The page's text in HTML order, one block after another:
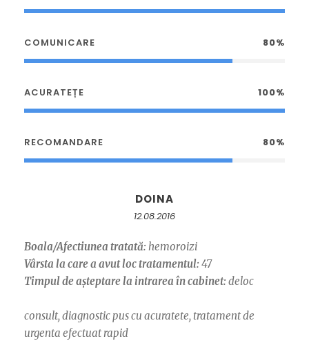
COMUNICARE 80%
ACURATEȚE 100%
RECOMANDARE 80%
DOINA
12.08.2016
Boala/Afectiunea tratată: hemoroizi
Vârsta la care a avut loc tratamentul: 47
Timpul de așteptare la intrarea în cabinet: deloc
consult, diagnostic pus cu acuratete, tratament de
urgenta efectuat rapid